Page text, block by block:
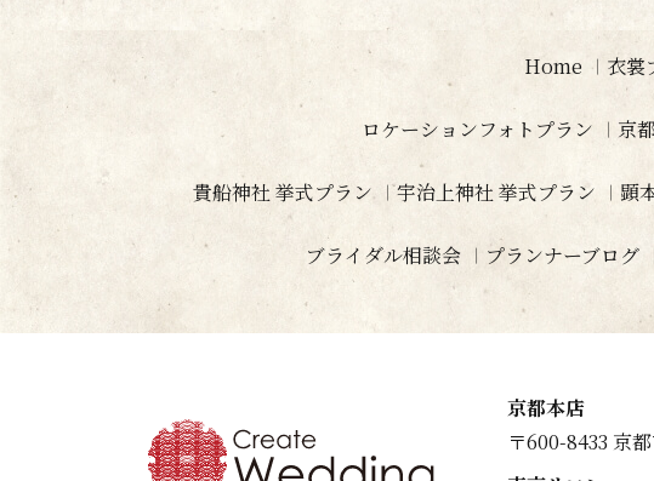
Home 衣裳
ロケーションフォトプラン 京
貴船神社 挙式プラン 宇治上神社 挙式プラン 顕
ブライダル相談会 プランナーブログ
京都本店
〒600-8433 京